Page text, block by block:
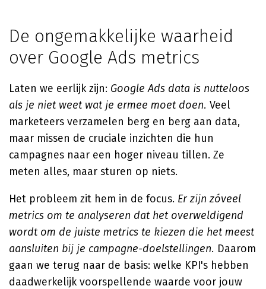
De ongemakkelijke waarheid
over Google Ads metrics
Laten we eerlijk zijn: Google Ads data is nutteloos
als je niet weet wat je ermee moet doen. Veel
marketeers verzamelen berg en berg aan data,
maar missen de cruciale inzichten die hun
campagnes naar een hoger niveau tillen. Ze
meten alles, maar sturen op niets.
Het probleem zit hem in de focus. Er zijn zóveel
metrics om te analyseren dat het overweldigend
wordt om de juiste metrics te kiezen die het meest
aansluiten bij je campagne-doelstellingen. Daarom
gaan we terug naar de basis: welke KPI's hebben
daadwerkelijk voorspellende waarde voor jouw